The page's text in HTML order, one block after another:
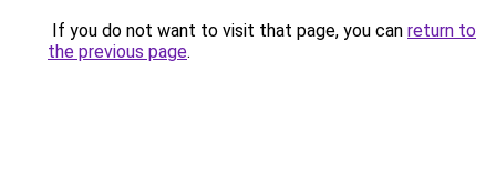
If you do not want to visit that page, you can return to
the previous page.